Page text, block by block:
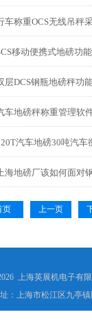
车称重OCS无线吊秤
移动便携式地磅功
层DCS钢瓶地磅秤功
车地磅秤称重管理软
汽车地磅30吨汽
海地磅厂该如何面对
页 上一页
上海英展机电子有
：上海市松江区九亭镇